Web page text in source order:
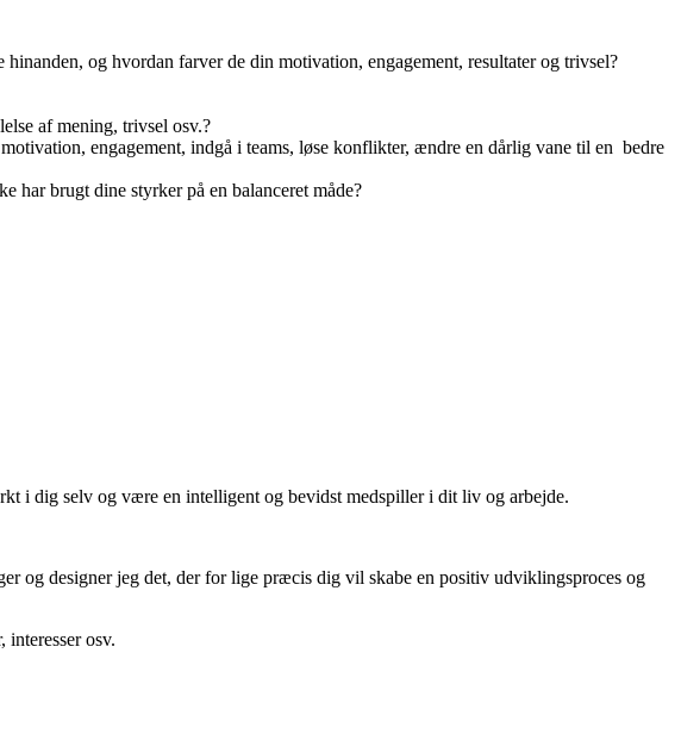
og hvordan farver de din motivation, engagement, resultater og trivsel?
af mening, trivsel osv.?
engagement, indgå i teams, løse konflikter, ændre en dårlig vane til en bedre
har brugt dine styrker på en balanceret måde?
i dig selv og være en intelligent og bevidst medspiller i dit liv og arbejde.
og designer jeg det, der for lige præcis dig vil skabe en positiv udviklingsproces og
osv.